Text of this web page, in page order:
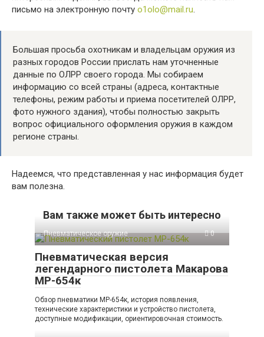
письмо на электронную почту o1olo@mail.ru.
Большая просьба охотникам и владельцам оружия из
разных городов России прислать нам уточненные
данные по ОЛРР своего города. Мы собираем
информацию со всей страны (адреса, контактные
телефоны, режим работы и приема посетителей ОЛРР,
фото нужного здания), чтобы полностью закрыть
вопрос официального оформления оружия в каждом
регионе страны.
Надеемся, что представленная у нас информация будет
вам полезна.
Вам также может быть интересно
Пневматическое оружие 0
Пневматическая версия
легендарного пистолета Макарова
МР-654к
Обзор пневматики МР-654к, история появления,
технические характеристики и устройство пистолета,
доступные модификации, ориентировочная стоимость.